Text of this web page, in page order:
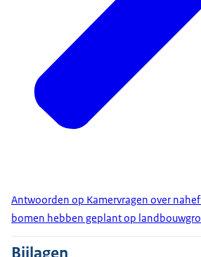
Antwoorden op Kamervragen over
bomen hebben geplant op